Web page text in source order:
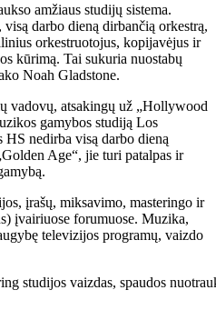
amžiaus studijų sistema.
darbo dieną dirbančią orkestrą,
orkestruotojus, kopijavėjus ir
kūrimą. Tai sukuria nuostabų
Noah Gladstone.
vadovų, atsakingų už „Hollywood
gamybos studiją Los
nedirba visą darbo dieną
Age“, jie turi patalpas ir
įrašų, miksavimo, masteringo ir
įvairiuose forumuose. Muzika,
televizijos programų, vaizdo